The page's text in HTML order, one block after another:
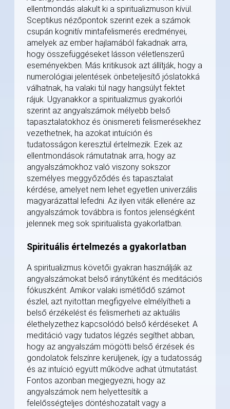
ellentmondás alakult ki a spiritualizmuson kívül.
Sceptikus nézőpontok szerint ezek a számok
csupán kognitív mintafelismerés eredményei,
amelyek az ember hajlamából fakadnak arra,
hogy összefüggéseket lásson véletlenszerű
eseményekben. Más kritikusok azt állítják, hogy a
numerológiai jelentések önbeteljesítő jóslatokká
válhatnak, ha valaki túl nagy hangsúlyt fektet
rájuk. Ugyanakkor a spiritualizmus gyakorlói
szerint az angyalszámok mélyebb belső
tapasztalatokhoz és önismereti felismerésekhez
vezethetnek, ha azokat intuíción és
tudatosságon keresztül értelmezik. Ezek az
ellentmondások rámutatnak arra, hogy az
angyalszámokhoz való viszony sokszor
személyes meggyőződés és tapasztalat
kérdése, amelyet nem lehet egyetlen univerzális
magyarázattal lefedni. Az ilyen viták ellenére az
angyalszámok továbbra is fontos jelenségként
jelennek meg sok spiritualista gyakorlatban.
Spirituális értelmezés a gyakorlatban
A spiritualizmus követői gyakran használják az
angyalszámokat belső iránytűként és meditációs
fókuszként. Amikor valaki ismétlődő számot
észlel, azt nyitottan megfigyelve elmélyítheti a
belső érzékelést és felismerheti az aktuális
élethelyzethez kapcsolódó belső kérdéseket. A
meditáció vagy tudatos légzés segíthet abban,
hogy az angyalszám mögötti belső érzések és
gondolatok felszínre kerüljenek, így a tudatosság
és az intuíció együtt működve adhat útmutatást.
Fontos azonban megjegyezni, hogy az
angyalszámok nem helyettesítik a
felelősségteljes döntéshozatalt vagy a